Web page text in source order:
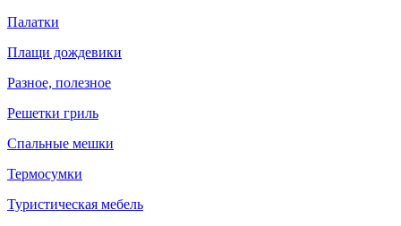
Палатки
Плащи дождевики
Разное, полезное
Решетки гриль
Спальные мешки
Термосумки
Туристическая мебель